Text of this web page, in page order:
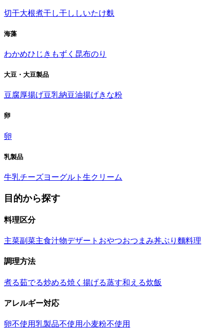
切干大根煮干し干ししいたけ麩
海藻
わかめひじき もずく 昆布のり
大豆・大豆製品
豆腐厚揚げ豆乳納豆油揚げきな粉
卵
卵
乳製品
牛乳チーズヨーグルト 生クリーム
目的から探す
料理区分
主菜副菜主食汁物デザート おやつおつまみ丼ぶり 麵料理
調理方法
煮る茹でる炒める焼く 揚げる蒸す和える炊飯
アレルギー対応
卵不使用乳製品不使用小麦粉不使用